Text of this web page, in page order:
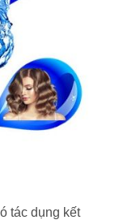
tác dụng kết